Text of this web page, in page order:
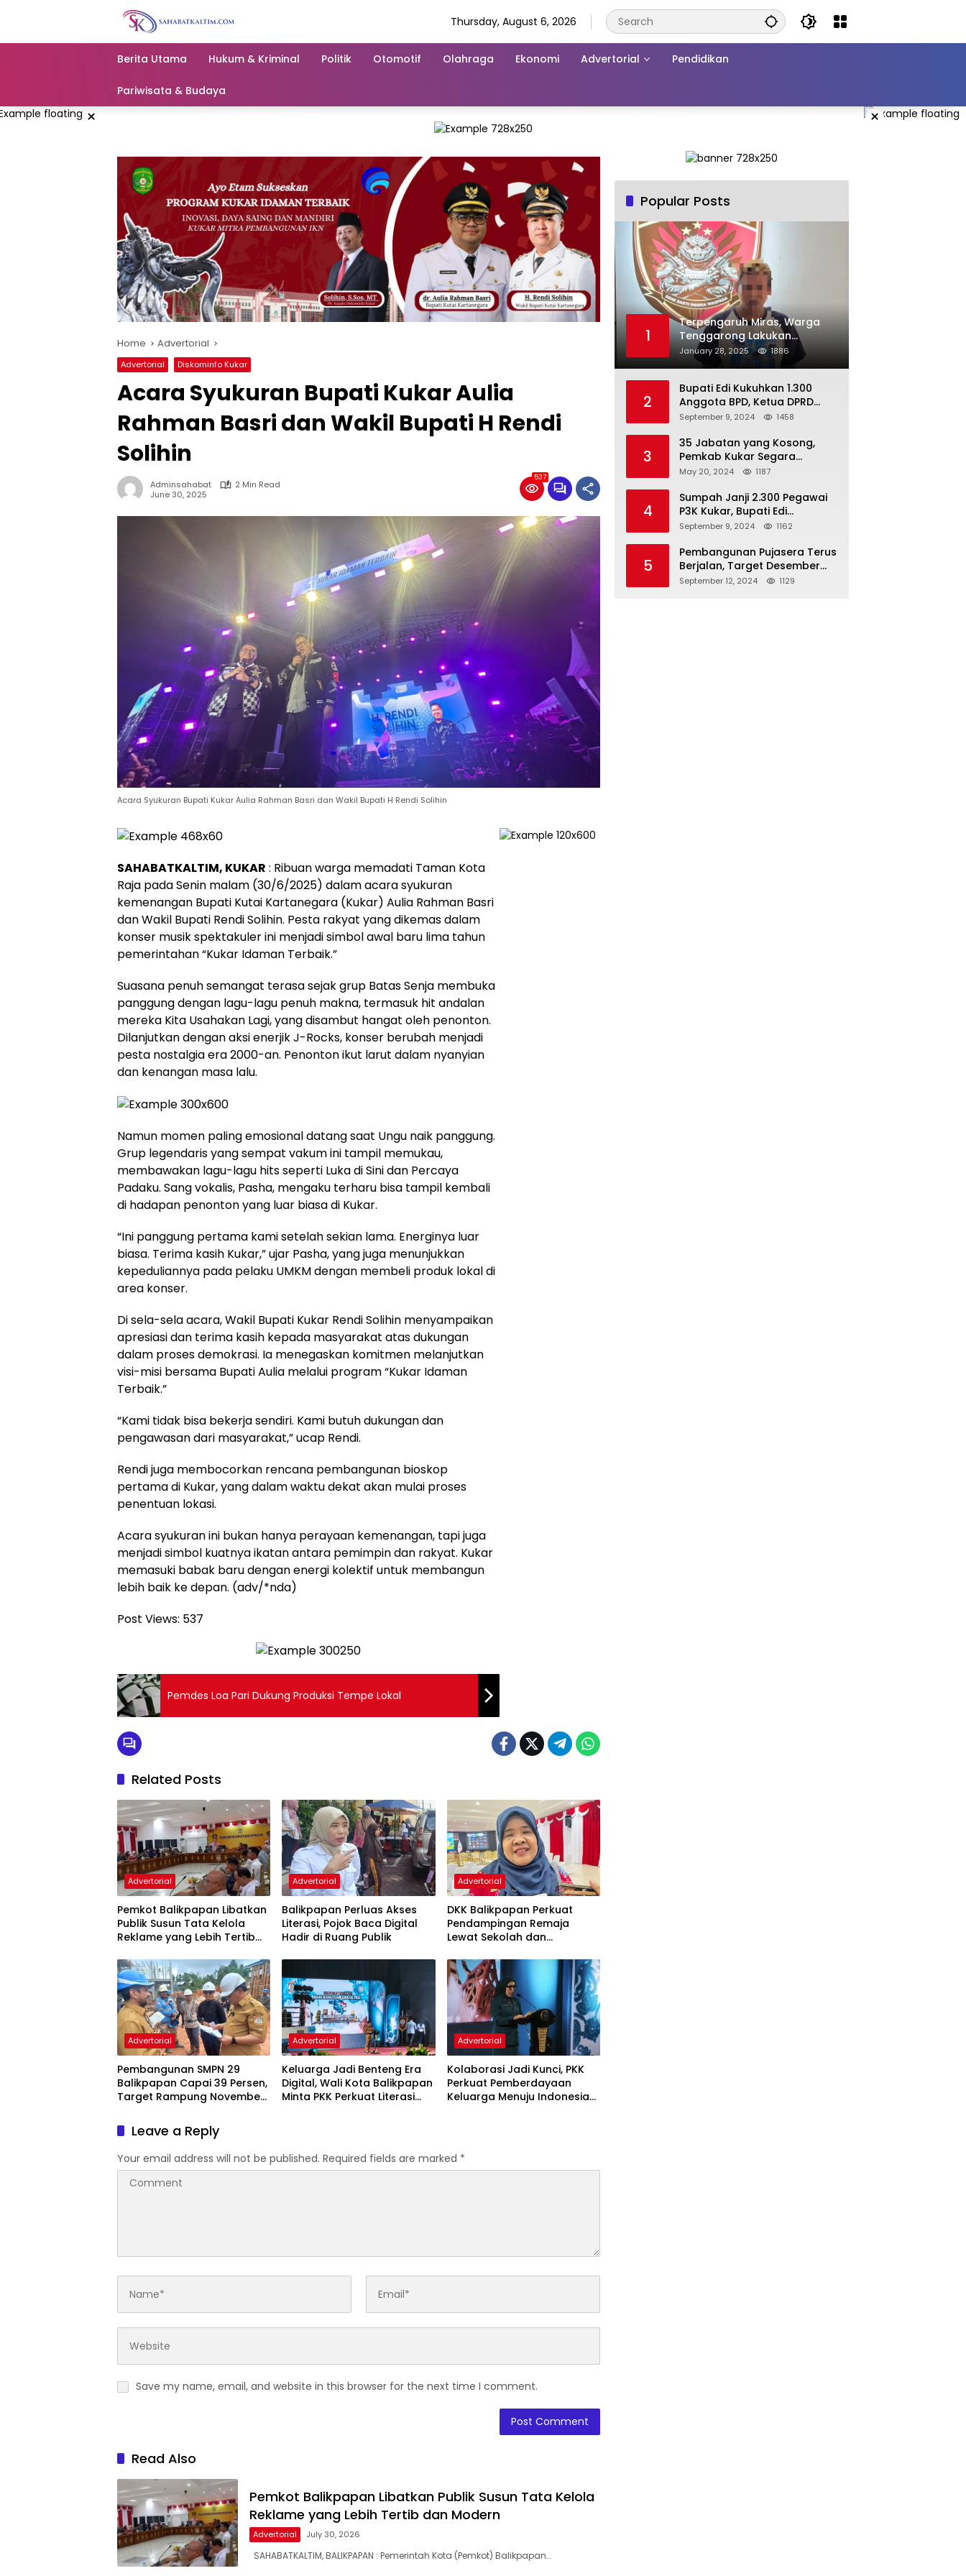
Thursday, August 6, 2026
Berita Utama Hukum & Kriminal Politik Otomotif Olahraga Ekonomi Advertorial Pendidikan
Pariwisata & Budaya
× ×
Home Advertorial
Advertorial Diskominfo Kukar
Acara Syukuran Bupati Kukar Aulia
Rahman Basri dan Wakil Bupati H Rendi
Solihin
Adminsahabat
2 Min Read
June 30, 2025
537
Acara Syukuran Bupati Kukar Aulia Rahman Basri dan Wakil Bupati H Rendi Solihin
SAHABATKALTIM, KUKAR : Ribuan warga memadati Taman Kota
Raja pada Senin malam (30/6/2025) dalam acara syukuran
kemenangan Bupati Kutai Kartanegara (Kukar) Aulia Rahman Basri
dan Wakil Bupati Rendi Solihin. Pesta rakyat yang dikemas dalam
konser musik spektakuler ini menjadi simbol awal baru lima tahun
pemerintahan “Kukar Idaman Terbaik.”
Suasana penuh semangat terasa sejak grup Batas Senja membuka
panggung dengan lagu-lagu penuh makna, termasuk hit andalan
mereka Kita Usahakan Lagi, yang disambut hangat oleh penonton.
Dilanjutkan dengan aksi enerjik J-Rocks, konser berubah menjadi
pesta nostalgia era 2000-an. Penonton ikut larut dalam nyanyian
dan kenangan masa lalu.
Namun momen paling emosional datang saat Ungu naik panggung.
Grup legendaris yang sempat vakum ini tampil memukau,
membawakan lagu-lagu hits seperti Luka di Sini dan Percaya
Padaku. Sang vokalis, Pasha, mengaku terharu bisa tampil kembali
di hadapan penonton yang luar biasa di Kukar.
“Ini panggung pertama kami setelah sekian lama. Energinya luar
biasa. Terima kasih Kukar,” ujar Pasha, yang juga menunjukkan
kepeduliannya pada pelaku UMKM dengan membeli produk lokal di
area konser.
Di sela-sela acara, Wakil Bupati Kukar Rendi Solihin menyampaikan
apresiasi dan terima kasih kepada masyarakat atas dukungan
dalam proses demokrasi. Ia menegaskan komitmen melanjutkan
visi-misi bersama Bupati Aulia melalui program “Kukar Idaman
Terbaik.”
“Kami tidak bisa bekerja sendiri. Kami butuh dukungan dan
pengawasan dari masyarakat,” ucap Rendi.
Rendi juga membocorkan rencana pembangunan bioskop
pertama di Kukar, yang dalam waktu dekat akan mulai proses
penentuan lokasi.
Acara syukuran ini bukan hanya perayaan kemenangan, tapi juga
menjadi simbol kuatnya ikatan antara pemimpin dan rakyat. Kukar
memasuki babak baru dengan energi kolektif untuk membangun
lebih baik ke depan. (adv/*nda)
Post Views: 537
Pemdes Loa Pari Dukung Produksi Tempe Lokal
Related Posts
Advertorial
Pemkot Balikpapan Libatkan
Publik Susun Tata Kelola
Reklame yang Lebih Tertib
Advertorial
Balikpapan Perluas Akses
Literasi, Pojok Baca Digital
Hadir di Ruang Publik
Advertorial
DKK Balikpapan Perkuat
Pendampingan Remaja
Lewat Sekolah dan
Advertorial
Pembangunan SMPN 29
Balikpapan Capai 39 Persen,
Target Rampung November
Advertorial
Keluarga Jadi Benteng Era
Digital, Wali Kota Balikpapan
Minta PKK Perkuat Literasi
Advertorial
Kolaborasi Jadi Kunci, PKK
Perkuat Pemberdayaan
Keluarga Menuju Indonesia
Leave a Reply
Your email address will not be published. Required fields are marked *
Save my name, email, and website in this browser for the next time I comment.
Read Also
Pemkot Balikpapan Libatkan Publik Susun Tata Kelola
Reklame yang Lebih Tertib dan Modern
Advertorial July 30, 2026
SAHABATKALTIM, BALIKPAPAN : Pemerintah Kota (Pemkot) Balikpapan…
Popular Posts
1
Terpengaruh Miras, Warga
Tenggarong Lakukan
Penganiayaan Kepada
Teman Sendiri
January 28, 2025 1886
2
Bupati Edi Kukuhkan 1.300
Anggota BPD, Ketua DPRD
Kukar : Lakukan Tupoksi
Pembangunan Secara Merata
September 9, 2024 1458
3
35 Jabatan yang Kosong,
Pemkab Kukar Segara
Mencari Pejabat yang
May 20, 2024 1187
4
Sumpah Janji 2.300 Pegawai
P3K Kukar, Bupati Edi
Damansyah Ingatkan
September 9, 2024 1162
5
Pembangunan Pujasera Terus
Berjalan, Target Desember
2024 Rampung
September 12, 2024 1129